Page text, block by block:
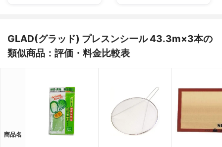
GLAD(グラッド) プレスンシール 43.3m×3本の
類似商品：評価・料金比較表
商品名